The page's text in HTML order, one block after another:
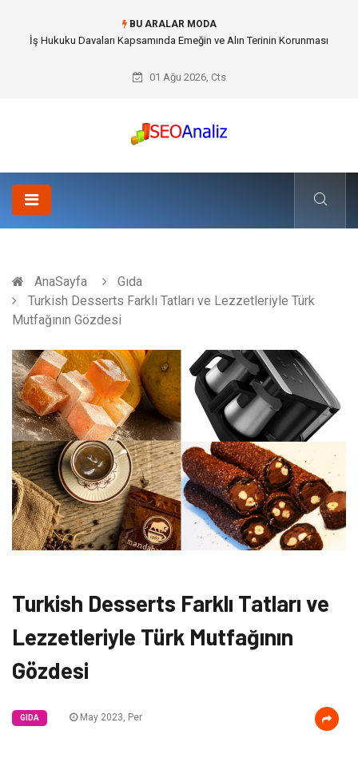
BU ARALAR MODA
Best Security Software (En İyi Güvenlik Yazılımı) ile Uzaktan Çalışmada
01 Ağu 2026, Cts
AnaSayfa
Gıda
Turkish Desserts Farklı Tatları ve Lezzetleriyle Türk
Mutfağının Gözdesi
Turkish Desserts Farklı Tatları ve
Lezzetleriyle Türk Mutfağının
Gözdesi
GIDA May 2023, Per